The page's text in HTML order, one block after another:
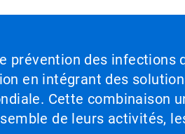
prévention des infections
en intégrant des
Cette combinaison
de leurs activités,